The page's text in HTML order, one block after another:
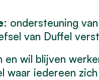
: ondersteuning
van Duffel
wil blijven
waar iedereen